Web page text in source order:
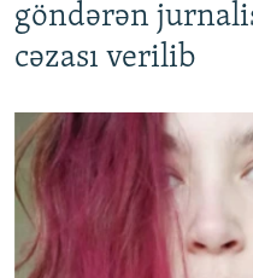
göndərən
cəzası verilib